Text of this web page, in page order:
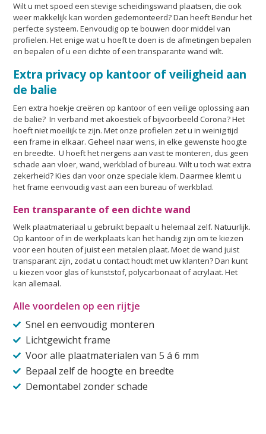
Wilt u met spoed een stevige scheidingswand plaatsen, die ook
weer makkelijk kan worden gedemonteerd? Dan heeft Bendur het
perfecte systeem. Eenvoudig op te bouwen door middel van
profielen. Het enige wat u hoeft te doen is de afmetingen bepalen
en bepalen of u een dichte of een transparante wand wilt.
Extra privacy op kantoor of veiligheid aan
de balie
Een extra hoekje creëren op kantoor of een veilige oplossing aan
de balie? In verband met akoestiek of bijvoorbeeld Corona? Het
hoeft niet moeilijk te zijn. Met onze profielen zet u in weinig tijd
een frame in elkaar. Geheel naar wens, in elke gewenste hoogte
en breedte. U hoeft het nergens aan vast te monteren, dus geen
schade aan vloer, wand, werkblad of bureau. Wilt u toch wat extra
zekerheid? Kies dan voor onze speciale klem. Daarmee klemt u
het frame eenvoudig vast aan een bureau of werkblad.
Een transparante of een dichte wand
Welk plaatmateriaal u gebruikt bepaalt u helemaal zelf. Natuurlijk.
Op kantoor of in de werkplaats kan het handig zijn om te kiezen
voor een houten of juist een metalen plaat. Moet de wand juist
transparant zijn, zodat u contact houdt met uw klanten? Dan kunt
u kiezen voor glas of kunststof, polycarbonaat of acrylaat. Het
kan allemaal.
Alle voordelen op een rijtje
Snel en eenvoudig monteren
Lichtgewicht frame
Voor alle plaatmaterialen van 5 á 6 mm
Bepaal zelf de hoogte en breedte
Demontabel zonder schade